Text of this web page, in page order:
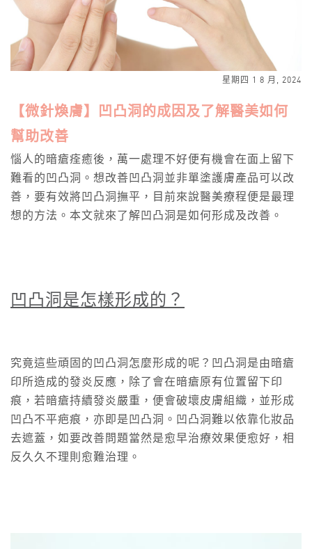
星期四 1 8 月, 2024
【微針煥膚】凹凸洞的成因及了解醫美如何
幫助改善
惱人的暗瘡痊癒後，萬一處理不好便有機會在面上留下
難看的凹凸洞。想改善凹凸洞並非單塗護膚產品可以改
善，要有效將凹凸洞撫平，目前來說醫美療程便是最理
想的方法。本文就來了解凹凸洞是如何形成及改善。
凹凸洞是怎樣形成的？
究竟這些頑固的凹凸洞怎麼形成的呢？凹凸洞是由暗瘡
印所造成的發炎反應，除了會在暗瘡原有位置留下印
痕，若暗瘡持續發炎嚴重，便會破壞皮膚組織，並形成
凹凸不平疤痕，亦即是凹凸洞。凹凸洞難以依靠化妝品
去遮蓋，如要改善問題當然是愈早治療效果便愈好，相
反久久不理則愈難治理。